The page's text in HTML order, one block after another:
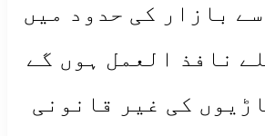
2 بجے سے بازار کی حدود میں
نافذ العمل ہوں گے
کی غیر قانونی